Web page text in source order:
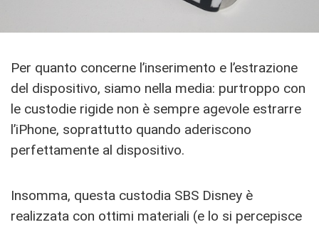
Per quanto concerne l’inserimento e l’estrazione
del dispositivo, siamo nella media: purtroppo con
le custodie rigide non è sempre agevole estrarre
l’iPhone, soprattutto quando aderiscono
perfettamente al dispositivo.
Insomma, questa custodia SBS Disney è
realizzata con ottimi materiali (e lo si percepisce